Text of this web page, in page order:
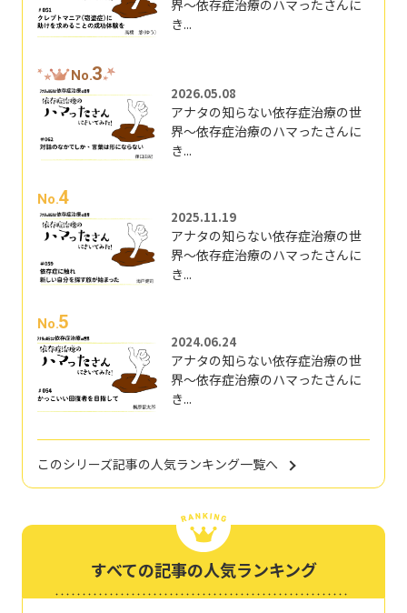
界～依存症治療のハマったさんに
き...
No.3
2026.05.08
アナタの知らない依存症治療の世
界～依存症治療のハマったさんに
き...
No.4
2025.11.19
アナタの知らない依存症治療の世
界～依存症治療のハマったさんに
き...
No.5
2024.06.24
アナタの知らない依存症治療の世
界～依存症治療のハマったさんに
き...
このシリーズ記事の人気ランキング一覧へ
すべての記事の人気ランキング